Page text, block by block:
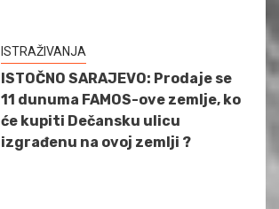
ISTRAŽIVANJA
ISTOČNO SARAJEVO: Prodaje se
11 dunuma FAMOS-ove zemlje, ko
će kupiti Dečansku ulicu
izgrađenu na ovoj zemlji ?